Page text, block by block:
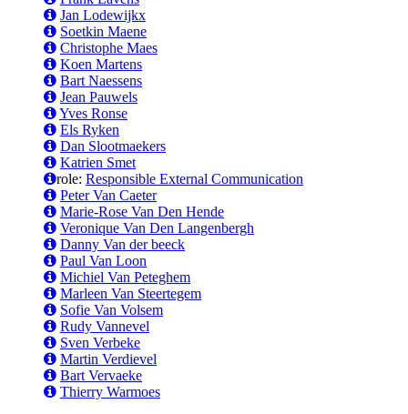
Jan Lodewijkx
Soetkin Maene
Christophe Maes
Koen Martens
Bart Naessens
Jean Pauwels
Yves Ronse
Els Ryken
Dan Slootmaekers
Katrien Smet
role: Responsible External Communication
Peter Van Caeter
Marie-Rose Van Den Hende
Veronique Van Den Langenbergh
Danny Van der beeck
Paul Van Loon
Michiel Van Peteghem
Marleen Van Steertegem
Sofie Van Volsem
Rudy Vannevel
Sven Verbeke
Martin Verdievel
Bart Vervaeke
Thierry Warmoes